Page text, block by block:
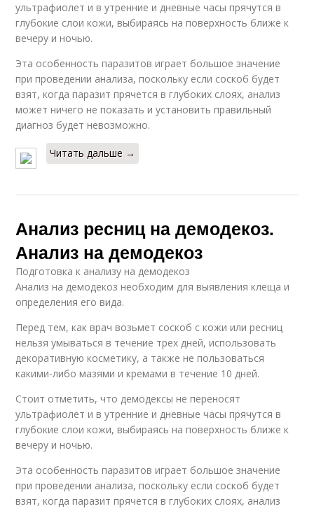
ультрафиолет и в утренние и дневные часы прячутся в
глубокие слои кожи, выбираясь на поверхность ближе к
вечеру и ночью.
Эта особенность паразитов играет большое значение
при проведении анализа, поскольку если соскоб будет
взят, когда паразит прячется в глубоких слоях, анализ
может ничего не показать и установить правильный
диагноз будет невозможно.
Читать дальше →
Анализ ресниц на демодекоз.
Анализ на демодекоз
Подготовка к анализу на демодекоз
Анализ на демодекоз необходим для выявления клеща и
определения его вида.
Перед тем, как врач возьмет соскоб с кожи или ресниц
нельзя умываться в течение трех дней, использовать
декоративную косметику, а также не пользоваться
какими-либо мазями и кремами в течение 10 дней.
Стоит отметить, что демодексы не переносят
ультрафиолет и в утренние и дневные часы прячутся в
глубокие слои кожи, выбираясь на поверхность ближе к
вечеру и ночью.
Эта особенность паразитов играет большое значение
при проведении анализа, поскольку если соскоб будет
взят, когда паразит прячется в глубоких слоях, анализ